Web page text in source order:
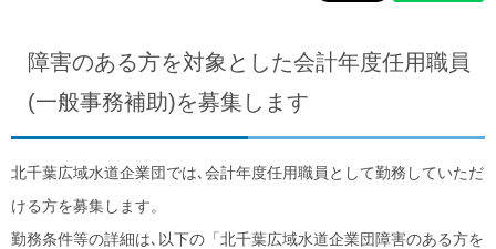
障害のある方を対象とした会計年度任用職員
(一般事務補助)を募集します
北千葉広域水道企業団では､会計年度任用職員として勤務していただ
ける方を募集します。
勤務条件等の詳細は､以下の「北千葉広域水道企業団障害のある方を